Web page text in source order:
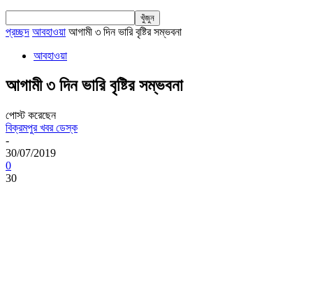
প্রচ্ছদ আবহাওয়া আগামী ৩ দিন ভারি বৃষ্টির সম্ভবনা
আবহাওয়া
আগামী ৩ দিন ভারি বৃষ্টির সম্ভবনা
পোস্ট করেছেন
বিক্রমপুর খবর ডেস্ক
-
30/07/2019
0
30